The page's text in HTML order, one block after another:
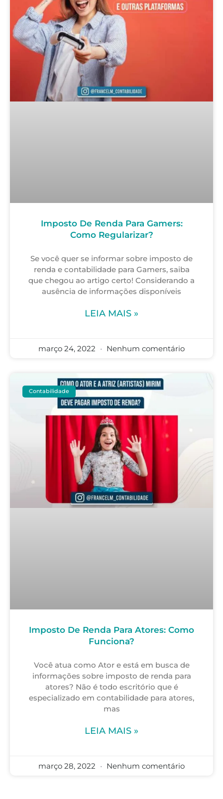
Imposto De Renda Para Gamers:
Como Regularizar?
Se você quer se informar sobre imposto de
renda e contabilidade para Gamers, saiba
que chegou ao artigo certo! Considerando a
ausência de informações disponíveis
LEIA MAIS »
março 24, 2022 Nenhum comentário
Contabilidade
Imposto De Renda Para Atores: Como
Funciona?
Você atua como Ator e está em busca de
informações sobre imposto de renda para
atores? Não é todo escritório que é
especializado em contabilidade para atores,
mas
LEIA MAIS »
março 28, 2022 Nenhum comentário